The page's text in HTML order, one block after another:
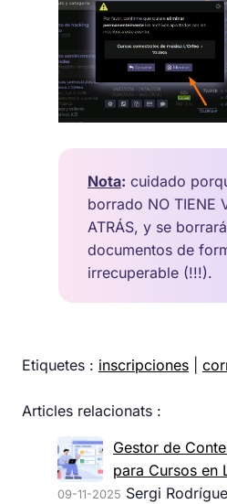
Nota: cuidado
borrado NO TIENE
ATRÁS, y se
documentos de
irrecuperable (!!!).
Etiquetes : inscripciones
Articles relacionats :
Gestor de
para Cursos en
09-11-2025 Sergi